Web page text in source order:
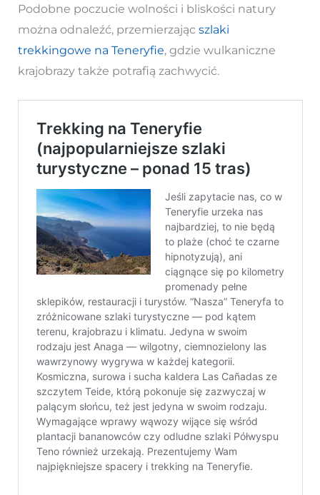
Podobne poczucie wolności i bliskości natury
można odnaleźć, przemierzając szlaki
trekkingowe na Teneryfie, gdzie wulkaniczne
krajobrazy także potrafią zachwycić.